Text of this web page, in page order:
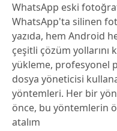
Bölüm 4:
Geri Getirme
WhatsApp eski
WhatsApp'ta silinen
yazıda, hem Android
çeşitli çözüm yollarını
yükleme, profesyonel
dosya yöneticisi
yöntemleri. Her bir
önce, bu yöntemlerin
atalım